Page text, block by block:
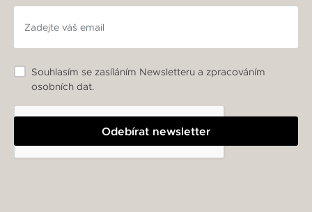
Odebírat newsletter
Souhlasím se zasíláním Newsletteru a zpracováním
osobních dat.